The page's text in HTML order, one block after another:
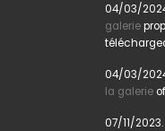
04/03/
galerie
04/03/
la galerie
07/11/